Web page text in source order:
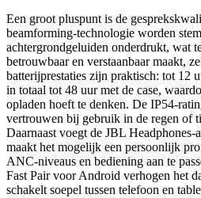
Een groot pluspunt is de
beamforming‑technologie worden
achtergrondgeluiden onderdrukt, wat
betrouwbaar en verstaanbaar maakt,
batterijprestaties zijn praktisch: tot 12
in totaal tot 48 uur met de case,
opladen hoeft te denken. De
vertrouwen bij gebruik in de regen of
Daarnaast voegt de JBL
maakt het mogelijk een persoonlijk
ANC‑niveaus en bediening aan te
Fast Pair voor Android verhogen het
schakelt soepel tussen telefoon en